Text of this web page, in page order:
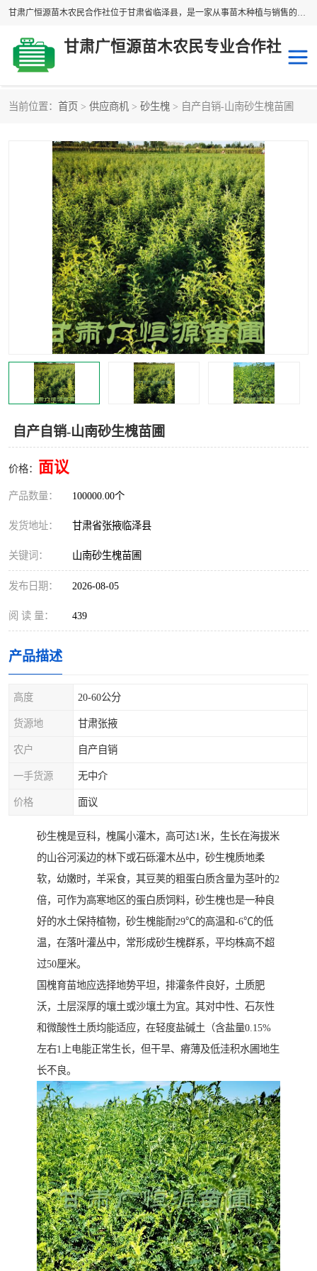
甘肃广恒源苗木农民合作社位于甘肃省临泽县，是一家从事苗木种植与销售的农民合作组织，合作社拥有苗木基地1500多亩，种植苗木品种40多个，年产各类苗木2000多万株。主营：白刺苗、红柳苗、梭梭苗等，我们以“种植一流的苗子，诚信经营”的经营理念，竭诚为每一位客户做优质的服务，欢迎来电咨询！
甘肃广恒源苗木农民专业合作社
当前位置： 首页 > 供应商机 > 砂生槐 > 自产自销-山南砂生槐苗圃
自产自销-山南砂生槐苗圃
价格： 面议
产品数量： 100000.00个
发货地址： 甘肃省张掖临泽县
关键词： 山南砂生槐苗圃
发布日期： 2026-08-05
阅 读 量： 439
产品描述
高度 20-60公分
货源地 甘肃张掖
农户 自产自销
一手货源 无中介
价格 面议
砂生槐是豆科，槐属小灌木，高可达1米，生长在海拔米
的山谷河溪边的林下或石砾灌木丛中，砂生槐质地柔
软，幼嫩时，羊采食，其豆荚的粗蛋白质含量为茎叶的2
倍，可作为高寒地区的蛋白质饲料，砂生槐也是一种良
好的水土保持植物，砂生槐能耐29℃的高温和-6℃的低
温，在落叶灌丛中，常形成砂生槐群系，平均株高不超
过50厘米。
国槐育苗地应选择地势平坦，排灌条件良好，土质肥
沃，土层深厚的壤土或沙壤土为宜。其对中性、石灰性
和微酸性土质均能适应，在轻度盐碱土（含盐量0.15%
左右1上电能正常生长，但干旱、瘠薄及低洼积水圃地生
长不良。
圆冠榆 柠条
白刺苗
沙枣树 红柳苗
沙棘苗 柽柳苗
砂生槐 四翅滨藜